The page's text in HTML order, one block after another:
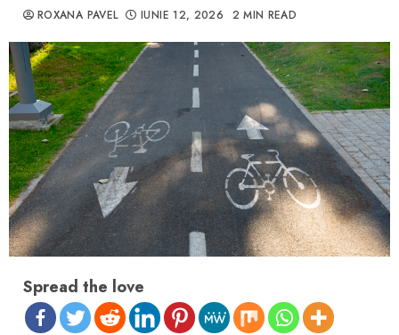
ROXANA PAVEL IUNIE 12, 2026 2 MIN READ
Spread the love